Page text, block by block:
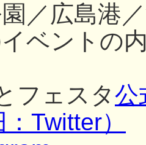
園／広島港
ベントの
フェスタ公
Twitter）